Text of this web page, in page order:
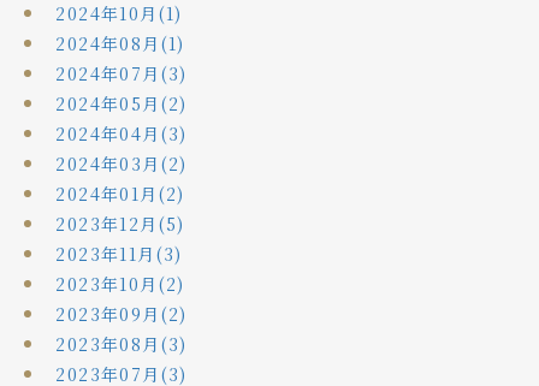
2024年10月(1)
2024年08月(1)
2024年07月(3)
2024年05月(2)
2024年04月(3)
2024年03月(2)
2024年01月(2)
2023年12月(5)
2023年11月(3)
2023年10月(2)
2023年09月(2)
2023年08月(3)
2023年07月(3)